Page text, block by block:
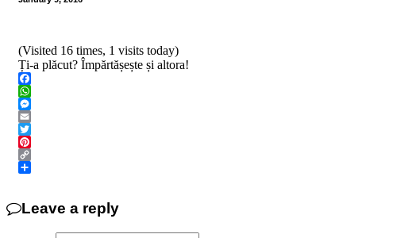
(Visited 16 times, 1 visits today)
Ți-a plăcut? Împărtășește și altora!
Facebook
WhatsApp
Messenger
Email
Twitter
Pinterest
Copy
Leave a reply